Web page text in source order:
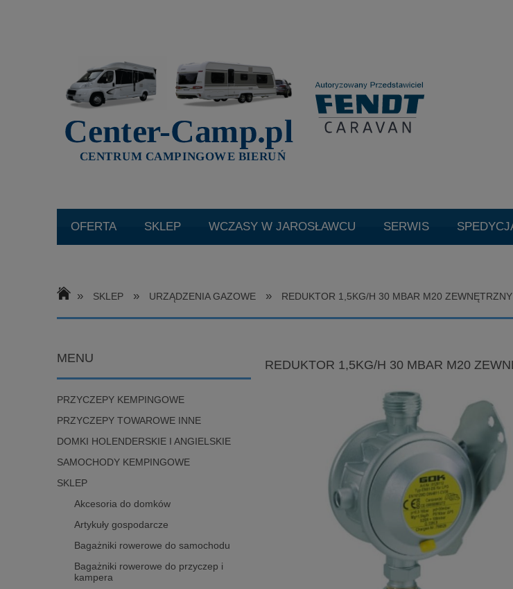
SKLEP WCZASY W JAROSŁAWCU SERWIS
» SKLEP » URZĄDZENIA GAZOWE » REDUKTOR 1,5KG/H 30 MBAR M20
MENU
PRZYCZEPY KEMPINGOWE
PRZYCZEPY TOWAROWE INNE
DOMKI HOLENDERSKIE I ANGIELSKIE
SAMOCHODY KEMPINGOWE
SKLEP
Akcesoria do domków
Artykuły gospodarcze
Bagażniki rowerowe do samochodu
Bagażniki rowerowe do przyczep i
kampera
REDUKTOR 1,5KG/H 30 MBAR M20